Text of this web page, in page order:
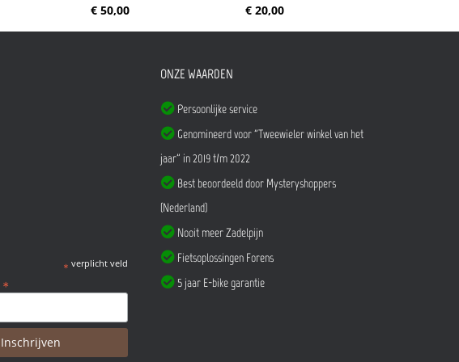
€ 50,00 € 20,00
* verplicht veld
*
ONZE WAARDEN
Persoonlijke service
Genomineerd voor "Tweewieler winkel van het
jaar" in 2019 t/m 2022
Best beoordeeld door Mysteryshoppers
(Nederland)
Nooit meer Zadelpijn
Fietsoplossingen Forens
5 jaar E-bike garantie